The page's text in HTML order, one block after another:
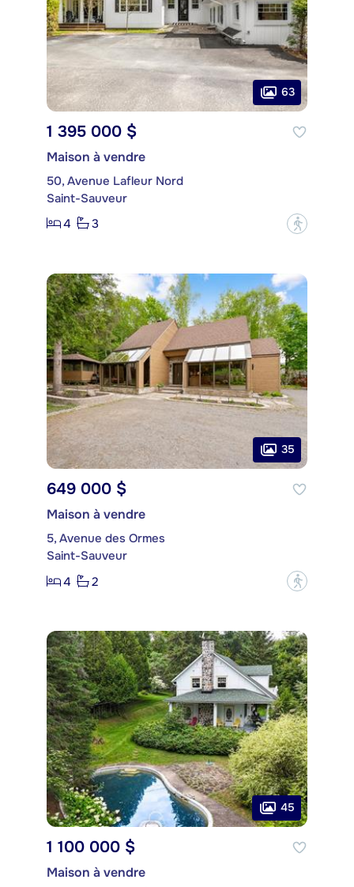
63
1 395 000 $
Maison à vendre
50, Avenue Lafleur Nord
Saint-Sauveur
4
3 ?
35
649 000 $
Maison à vendre
5, Avenue des Ormes
Saint-Sauveur
4
2 ?
45
1 100 000 $
Maison à vendre